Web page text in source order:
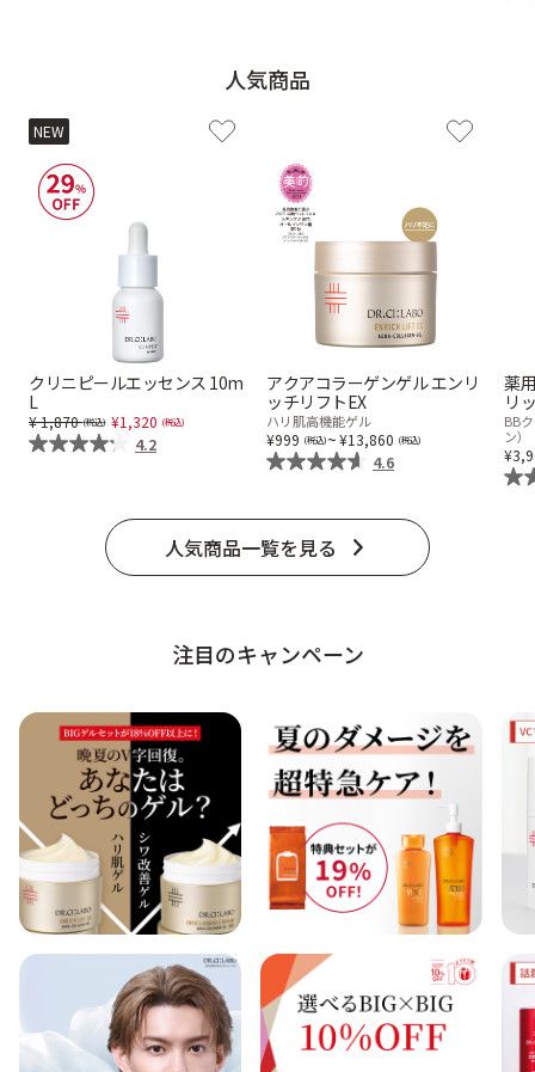
敏感・肌あれ
お悩みから探す TOP
ベストコスメ受賞商品
ランキング商品
メイク・ボディ・ヘアケア
キャンペーン情報
通販限定商品
クーポン＆ポイント
アウトレット商品
人気商品
NEW
クリニピールエッセンス 10m
L
Price reduced from
1,870to
1,320
4.2
アクアコラーゲンゲル エンリ
ッチリフトEX
ハリ肌高機能ゲル
999 ~ 13,860
4.6
薬
リ
BB
ン）
人気商品一覧を見る
注目のキャンペーン